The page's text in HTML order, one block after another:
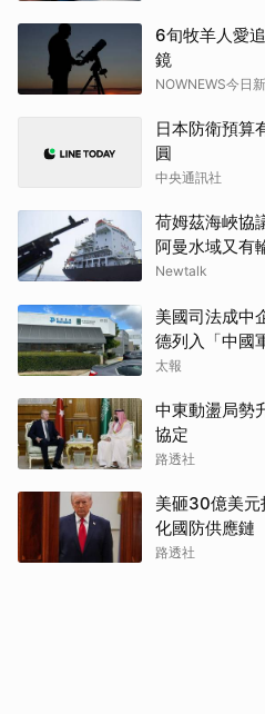
6旬牧羊人愛
鏡
NOWNEWS今日
日本防衛預
圓
中央通訊社
荷姆茲海峽協
阿曼水域又有
Newtalk
美國司法成
德列入「中國
太報
中東動盪局
協定
路透社
美砸30億美
化國防供應鏈
路透社